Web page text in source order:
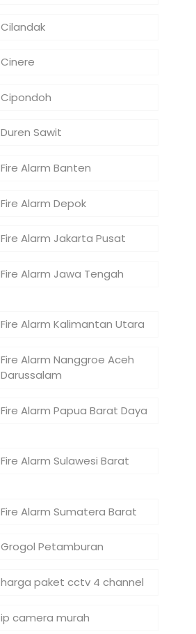
Cilandak
Cinere
Cipondoh
Duren Sawit
Fire Alarm Banten
Fire Alarm Depok
Fire Alarm Jakarta Pusat
Fire Alarm Jawa Tengah
Fire Alarm Kalimantan Utara
Fire Alarm Nanggroe Aceh
Darussalam
Fire Alarm Papua Barat Daya
Fire Alarm Sulawesi Barat
Fire Alarm Sumatera Barat
Grogol Petamburan
harga paket cctv 4 channel
ip camera murah